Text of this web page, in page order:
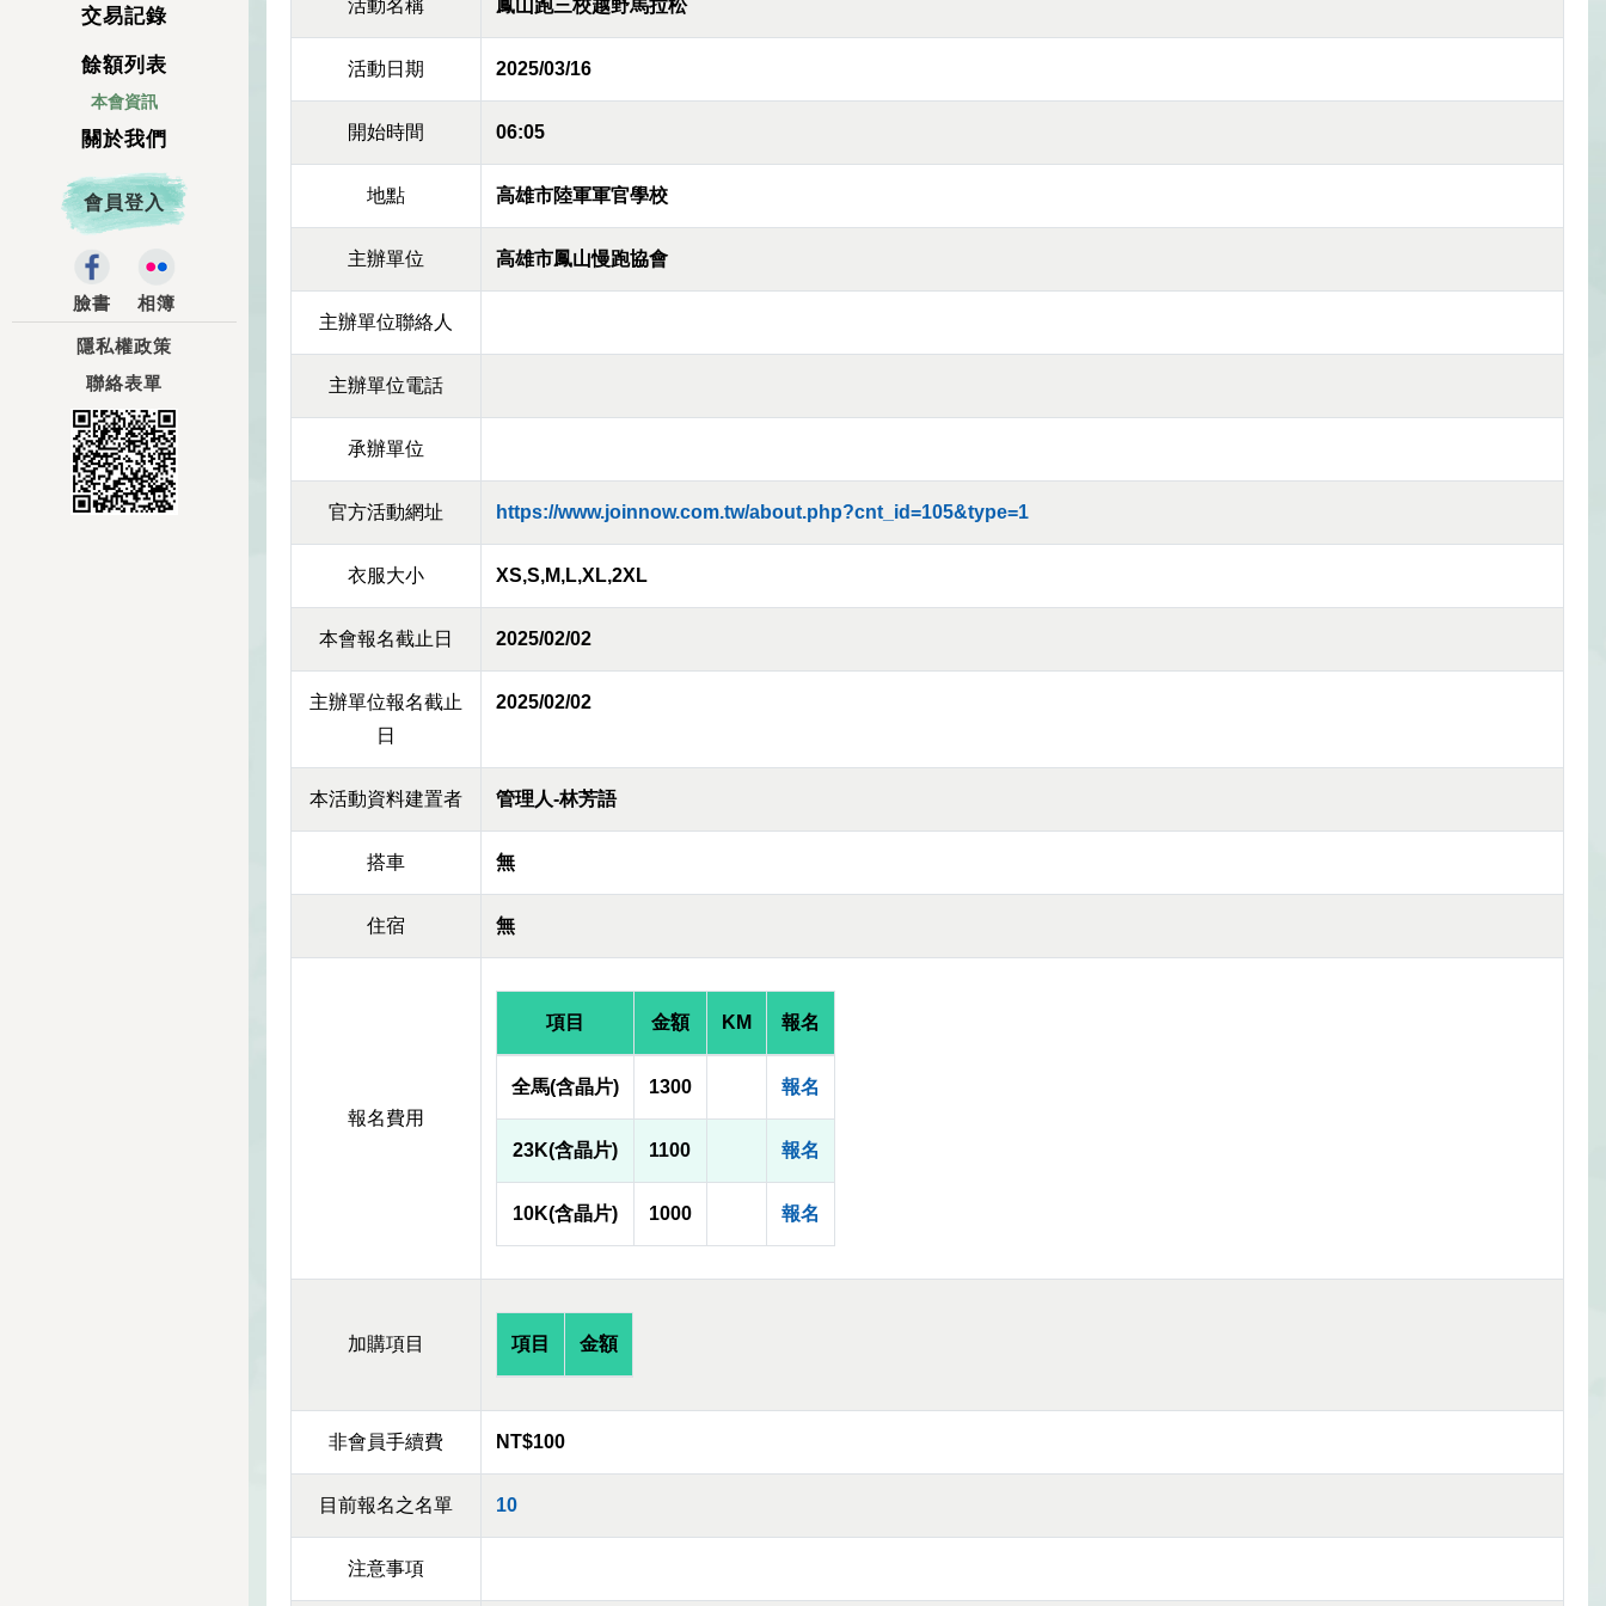
交易記錄
餘額列表
本會資訊
關於我們
會員登入
臉書 相簿
隱私權政策
聯絡表單
活動名稱 鳳山跑三校越野馬拉松
活動日期 2025/03/16
開始時間 06:05
地點 高雄市陸軍軍官學校
主辦單位 高雄市鳳山慢跑協會
主辦單位聯絡人
主辦單位電話
承辦單位
官方活動網址 https://www.joinnow.com.tw/about.php?cnt_id=105&type=1
衣服大小 XS,S,M,L,XL,2XL
本會報名截止日 2025/02/02
主辦單位報名截止
日
2025/02/02
本活動資料建置者 管理人-林芳語
搭車 無
住宿 無
報名費用
項目 金額 KM 報名
全馬(含晶片) 1300 報名
23K(含晶片) 1100 報名
10K(含晶片) 1000 報名
加購項目 項目 金額
非會員手續費 NT$100
目前報名之名單 10
注意事項